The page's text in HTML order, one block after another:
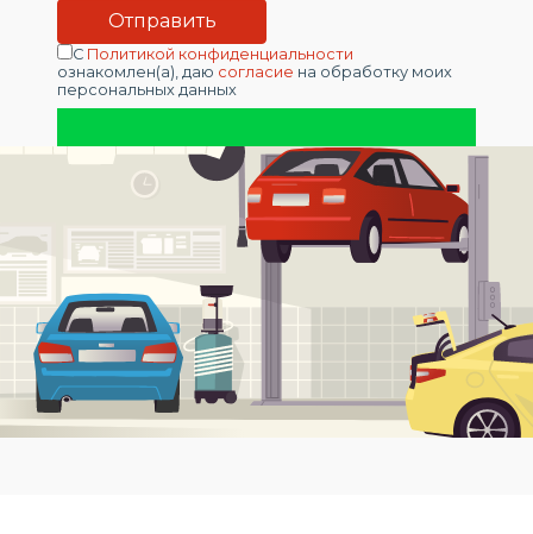
С Политикой конфиденциальности
ознакомлен(а), даю согласие на обработку моих
персональных данных